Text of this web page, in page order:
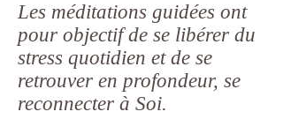
Les méditations guidées ont
pour objectif de se libérer du
stress quotidien et de se
retrouver en profondeur, se
reconnecter à Soi.